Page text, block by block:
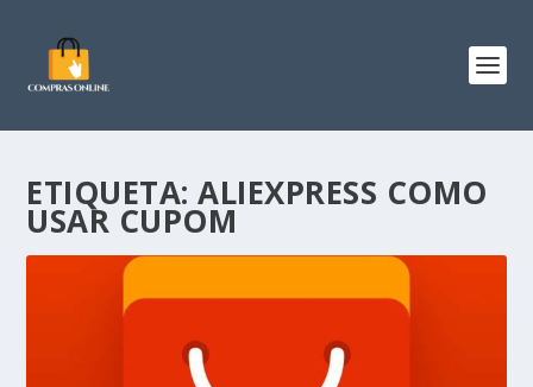
ETIQUETA:ALIEXPRESS COMO
USAR CUPOM